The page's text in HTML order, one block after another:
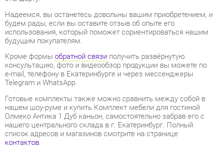
консультацию, фото и видеообзор продукции вы можете по
e-mail, телефону в Екатеринбурге и через мессенджеры
Telegram и WhatsApp.
нашем шоу-руме и купить Комплект мебели для гостиной
Олмеко Антика 1 Дуб каньон, самостоятельно забрав его с
нашего центрального склада в г. Екатеринбург. Полный
список адресов и магазинов смотрите на странице
Материал
Лдсп
Цвет
Дуб каньон
Стиль интерьера